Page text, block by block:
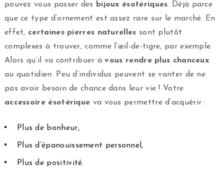
pouvez vous passer des bijoux ésotériques. Déjà parce
que ce type d’ornement est assez rare sur le marché. En
effet, certaines pierres naturelles sont plutôt
complexes à trouver, comme l’œil-de-tigre, par exemple.
Alors qu’il va contribuer àvous rendre plus chanceux
au quotidien. Peu d’individus peuvent se vanter de ne
pas avoir besoin de chance dans leur vie ! Votre
accessoire ésotérique va vous permettre d’acquérir :
Plus de bonheur,
Plus d’épanouissement personnel,
Plus de positivité.